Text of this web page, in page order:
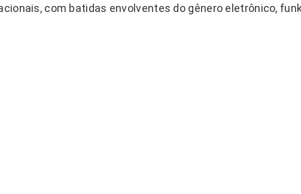
com batidas envolventes do gênero eletrônico,